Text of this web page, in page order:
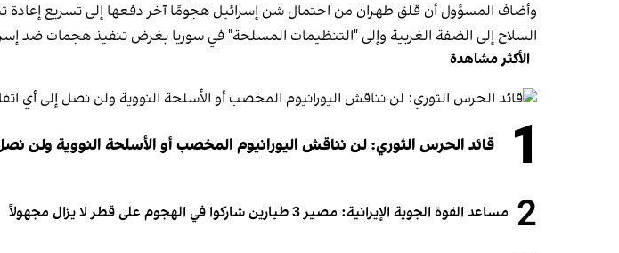
وأضاف المسؤول أن قلق طهران من احتمال شن إسرائيل هجومًا آخر دفعها إلى تسريع إعادة
السلاح إلى الضفة الغربية وإلى "التنظيمات المسلحة" في سوريا بغرض تنفيذ هجمات ضد
الأكثر مشاهدة
1 قائد الحرس الثوري: لن نناقش اليورانيوم المخصب أو الأسلحة النووية ولن
2 مساعد القوة الجوية الإيرانية: مصير 3 طيارين شاركوا في الهجوم على قطر لا يزال مجهولاً